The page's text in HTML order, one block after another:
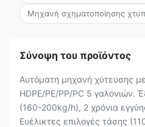
Μηχανή σχηματοποίησης
Σύνοψη του προϊόντος
Αυτόματη μηχανή χύτευσης
HDPE/PE/PP/PC 5 γαλονιών.
(160-200kg/h), 2 χρόνια
Ευέλικτες επιλογές τάσης